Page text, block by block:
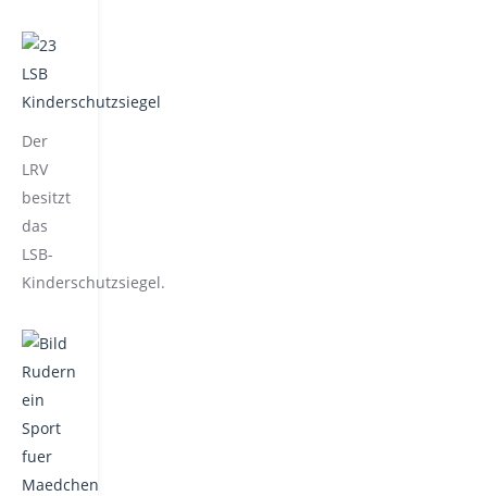
Der
LRV
besitzt
das
LSB-
Kinderschutzsiegel.